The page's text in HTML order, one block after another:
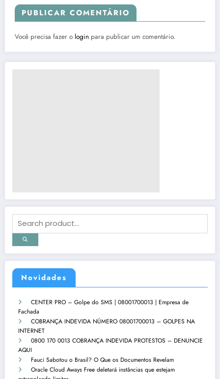
Novidades
CENTER PRO – Golpe do SMS | 08001700013 | Empresa de
Fachada
COBRANÇA INDEVIDA NÚMERO 08001700013 – GOLPES NA
INTERNET
0800 170 0013 COBRANÇA INDEVIDA PROTESTOS – DENUNCIE
AQUI
Fauci Sabotou o Brasil? O Que os Documentos Revelam
Oracle Cloud Aways Free deletará instâncias que estejam
PUBLICAR COMENTÁRIO
Você precisa fazer o login para publicar um comentário.